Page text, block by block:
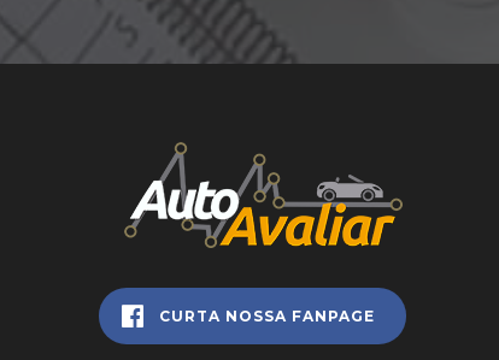
CURTA NOSSA FANPAGE